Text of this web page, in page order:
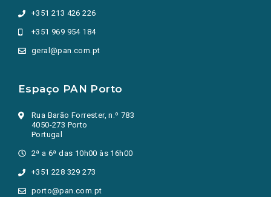
+351 213 426 226
+351 969 954 184
geral@pan.com.pt
Espaço PAN Porto
Rua Barão Forrester, n.º 783
4050-273 Porto
Portugal
2ª a 6ª das 10h00 às 16h00
+351 228 329 273
porto@pan.com.pt